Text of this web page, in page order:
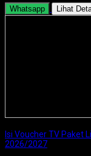
Whatsapp Lihat
Isi Voucher TV Paket
2026/2027